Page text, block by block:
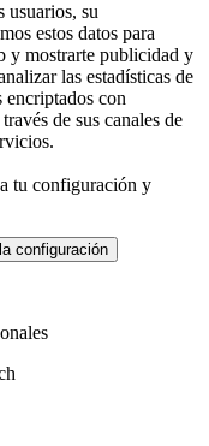
usuarios, su
estos datos para
y mostrarte publicidad y
las estadísticas de
encriptados con
de sus canales de
tu configuración y
configuración